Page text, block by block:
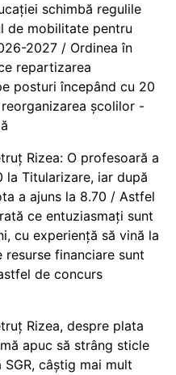
schimbă regulile
de mobilitate pentru
2027 / Ordinea în
repartizarea
posturi începând cu 20
școlilor -
Rizea: O profesoară a
la Titularizare, iar după
a ajuns la 8.70 / Astfel
ce entuziasmați sunt
cu experiență să vină la
financiare sunt
de concurs
Rizea, despre plata
apuc să strâng sticle
SGR, câștig mai mult